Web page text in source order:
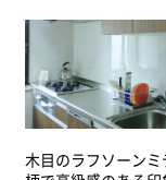
木目のラフソーンミ